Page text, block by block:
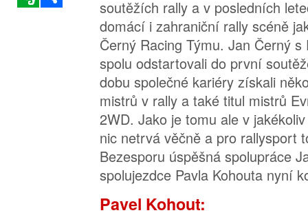
soutěžích rally a v posledních
domácí i zahraniční rally scéně
Černý Racing Týmu. Jan Černý s
spolu odstartovali do první
dobu společné kariéry získali
mistrů v rally a také titul mistrů
2WD. Jako je tomu ale v
nic netrvá věčně a pro rallysport
Bezesporu úspěšná spolupráce
spolujezdce Pavla Kohouta nyní
Pavel Kohout: